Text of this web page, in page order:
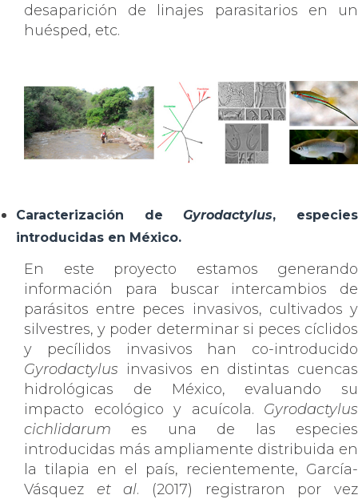
desaparición de linajes parasitarios en un
huésped, etc.
Caracterización deGyrodactylus, especies
introducidas en México.
En este proyecto estamos generando
información para buscar intercambios de
parásitos entre peces invasivos, cultivados y
silvestres, y poder determinar si peces cíclidos
y pecílidos invasivos han co-introducido
Gyrodactylus invasivos en distintas cuencas
hidrológicas de México, evaluando su
impacto ecológico y acuícola. Gyrodactylus
cichlidarum es una de las especies
introducidas más ampliamente distribuida en
la tilapia en el país, recientemente, García-
Vásquez et al. (2017) registraron por vez